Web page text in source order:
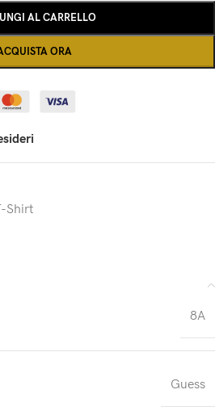
AL CARRELLO
ORA
Shirt
8A
Guess